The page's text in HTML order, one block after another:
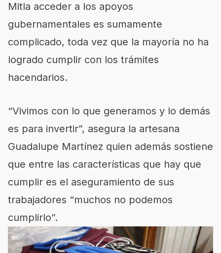
Mitla acceder a los apoyos
gubernamentales es sumamente
complicado, toda vez que la mayoría no ha
logrado cumplir con los trámites
hacendarios.
“Vivimos con lo que generamos y lo demás
es para invertir”, asegura la artesana
Guadalupe Martínez quien además sostiene
que entre las características que hay que
cumplir es el aseguramiento de sus
trabajadores “muchos no podemos
cumplirlo”.